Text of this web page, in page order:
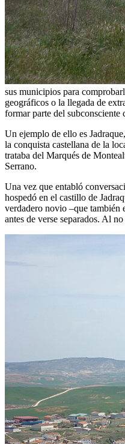
sus municipios para
geográficos o la llegada de
formar parte del
Un ejemplo de ello es
la conquista castellana de la
trataba del Marqués de
Serrano.
Una vez que entabló
hospedó en el castillo de
verdadero novio –que también
antes de verse separados. Al